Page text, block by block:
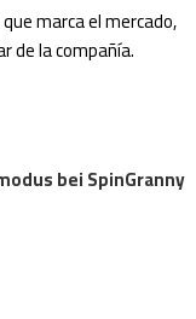
marca el mercado,
de la compañía.
bei SpinGranny